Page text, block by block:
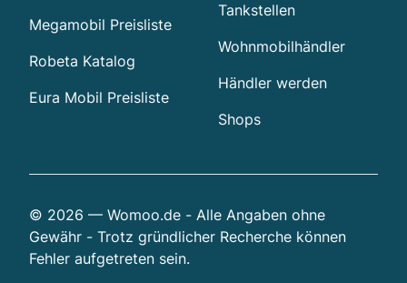
Megamobil Preisliste
Robeta Katalog
Eura Mobil Preisliste
Tankstellen
Wohnmobilhändler
Händler werden
Shops
© 2026 — Womoo.de - Alle Angaben ohne
Gewähr - Trotz gründlicher Recherche können
Fehler aufgetreten sein.